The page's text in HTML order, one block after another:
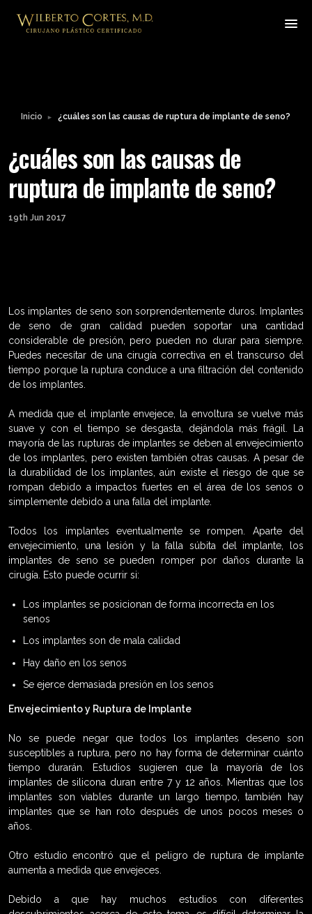
Leyendo: ¿cuáles son las causas de
ruptura de implante de
Inicio ► ¿cuáles son las causas de ruptura de implante de seno?
¿cuáles son las causas de
ruptura de implante de seno?
19th Jun 2017
Los implantes de seno son sorprendentemente duros. Implantes
de seno de gran calidad pueden soportar una cantidad
considerable de presión, pero pueden no durar para siempre.
Puedes necesitar de una cirugía correctiva en el transcurso del
tiempo porque la ruptura conduce a una filtración del contenido
de los implantes.
A medida que el implante envejece, la envoltura se vuelve más
suave y con el tiempo se desgasta, dejándola más frágil. La
mayoría de las rupturas de implantes se deben al envejecimiento
de los implantes, pero existen también otras causas. A pesar de
la durabilidad de los implantes, aún existe el riesgo de que se
rompan debido a impactos fuertes en el área de los senos o
simplemente debido a una falla del implante.
Todos los implantes eventualmente se rompen. Aparte del
envejecimiento, una lesión y la falla súbita del implante, los
implantes de seno se pueden romper por daños durante la
cirugía. Esto puede ocurrir si:
Los implantes se posicionan de forma incorrecta en los
senos
Los implantes son de mala calidad
Hay daño en los senos
Se ejerce demasiada presión en los senos
Envejecimiento y Ruptura de Implante
No se puede negar que todos los implantes deseno son
susceptibles a ruptura, pero no hay forma de determinar cuánto
tiempo durarán. Estudios sugieren que la mayoría de los
implantes de silicona duran entre 7 y 12 años. Mientras que los
implantes son viables durante un largo tiempo, también hay
implantes que se han roto después de unos pocos meses o
años.
Otro estudio encontró que el peligro de ruptura de implante
aumenta a medida que envejeces.
Debido a que hay muchos estudios con diferentes